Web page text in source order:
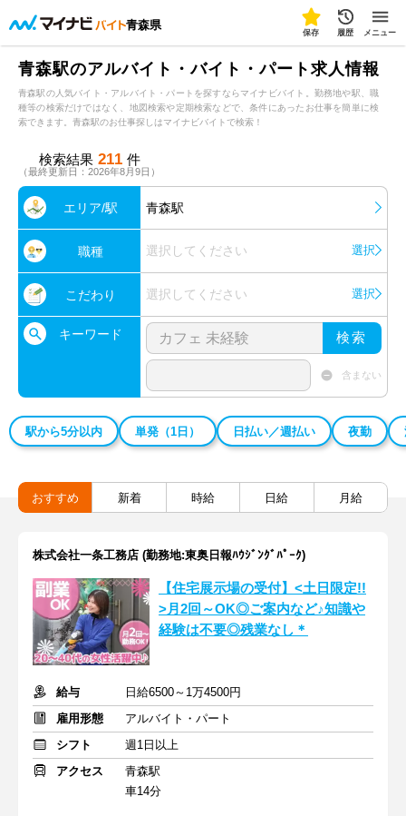
青森県
保存 履歴 メニュー
青森駅のアルバイト・バイト・パート求人情報
青森駅の人気バイト・アルバイト・パートを探すならマイナビバイト。勤務地や駅、職
種等の検索だけではなく、地図検索や定期検索などで、条件にあったお仕事を簡単に検
索できます。青森駅のお仕事探しはマイナビバイトで検索！
検索結果 211 件
（最終更新日：2026年8月9日）
エリア/駅 青森駅
職種 選択してください 選択
こだわり 選択してください 選択
キーワード 検索
含まない
駅から5分以内 単発（1日） 日払い／週払い 夜勤
おすすめ 新着 時給 日給 月給
株式会社一条工務店 (勤務地:東奥日報ﾊｳｼﾞﾝｸﾞﾊﾟｰｸ)
【住宅展示場の受付】<土日限定!!
>月2回～OK◎ご案内など♪知識や
経験は不要◎残業なし＊
給与
日給6500～1万4500円
雇用形態
アルバイト・パート
シフト
週1日以上
アクセス
青森駅
車14分